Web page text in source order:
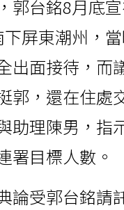
郭台銘8月底
屏東潮州，
出面接待，而
郭，還在住處
助理陳男，指
署目標人數。
論受郭台銘請